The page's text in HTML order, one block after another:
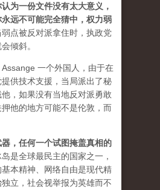
为一份文件没有太大意义，
远不可能完全猜中，权力弱
弱点被反对派拿住时，执政党
倾斜。
一个外国人，由于在
供技术支援，当局派出了秘
，如果没有当地反对派勇敢
他的地方可能不是伦敦，而
，任何一个试图掩盖真相的
岛是全球最民主的国家之一，
本精神、网络自由是现代精
立，社会视举报为英雄而不